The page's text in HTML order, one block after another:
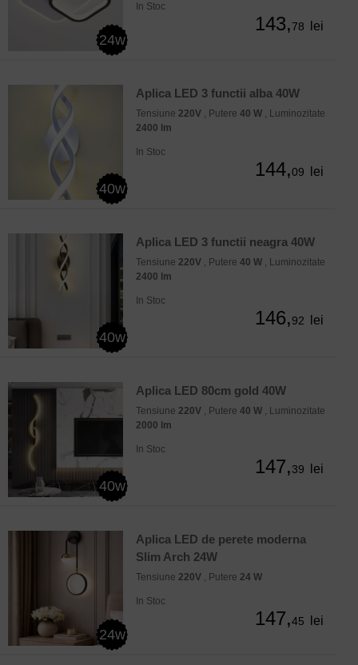
24w
In Stoc
143,78 lei
40w
Aplica LED 3 functii alba 40W
Tensiune 220V , Putere 40 W , Luminozitate
2400 lm
In Stoc
144,09 lei
40w
Aplica LED 3 functii neagra 40W
Tensiune 220V , Putere 40 W , Luminozitate
2400 lm
In Stoc
146,92 lei
40w
Aplica LED 80cm gold 40W
Tensiune 220V , Putere 40 W , Luminozitate
2000 lm
In Stoc
147,39 lei
24w
Aplica LED de perete moderna
Slim Arch 24W
Tensiune 220V , Putere 24 W
In Stoc
147,45 lei